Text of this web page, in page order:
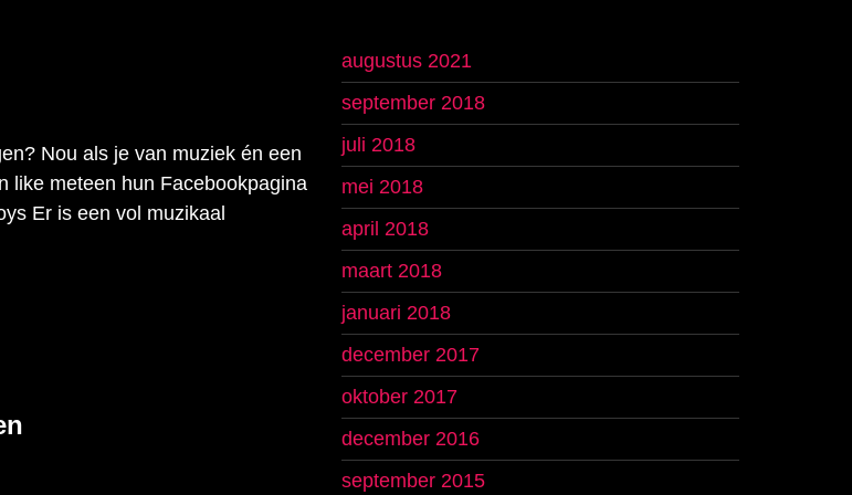
Nou als je van muziek én een
like meteen hun Facebookpagina
Er is een vol muzikaal
augustus 2021
september 2018
juli 2018
mei 2018
april 2018
maart 2018
januari 2018
december 2017
oktober 2017
december 2016
september 2015